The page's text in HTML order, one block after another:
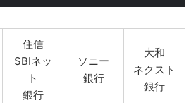
住信
SBIネッ
ト
銀行
ソニー
銀行
大和
ネクスト
銀行